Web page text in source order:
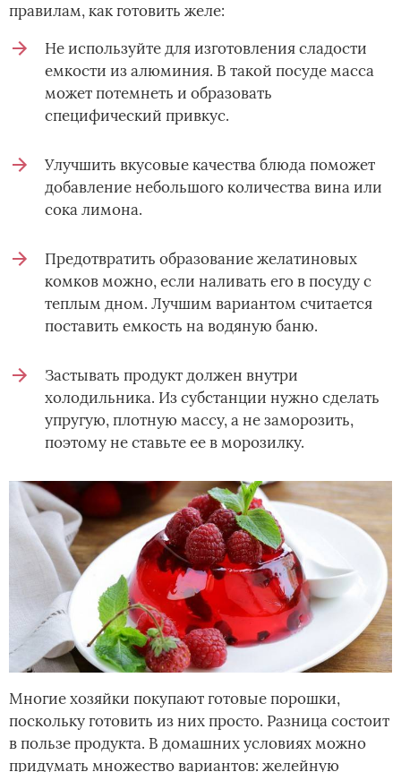
правилам, как готовить желе:
Не используйте для изготовления сладости
емкости из алюминия. В такой посуде масса
может потемнеть и образовать
специфический привкус.
Улучшить вкусовые качества блюда поможет
добавление небольшого количества вина или
сока лимона.
Предотвратить образование желатиновых
комков можно, если наливать его в посуду с
теплым дном. Лучшим вариантом считается
поставить емкость на водяную баню.
Застывать продукт должен внутри
холодильника. Из субстанции нужно сделать
упругую, плотную массу, а не заморозить,
поэтому не ставьте ее в морозилку.
Многие хозяйки покупают готовые порошки,
поскольку готовить из них просто. Разница состоит
в пользе продукта. В домашних условиях можно
придумать множество вариантов: желейную